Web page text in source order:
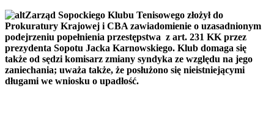
Zarząd Sopockiego Klubu Tenisowego złożył do
Prokuratury Krajowej i CBA zawiadomienie o uzasadnionym
podejrzeniu popełnienia przestępstwa z art. 231 KK przez
prezydenta Sopotu Jacka Karnowskiego. Klub domaga się
także od sędzi komisarz zmiany syndyka ze względu na jego
zaniechania; uważa także, że posłużono się nieistniejącymi
długami we wniosku o upadłość.